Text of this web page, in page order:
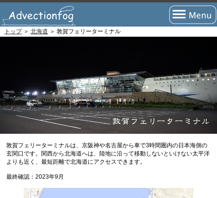
トップページ
瀬戸内海航路
北海道航路
九州・四国(太平洋)航路
沖縄・離島航路
国際航路
海外航路
トップ＞ 北海道 ＞ 敦賀フェリーターミナル
敦賀フェリーターミナルは、京阪神や名古屋から車で3時間圏内の日本海側の
玄関口です。関西から北海道へは、陸地に沿って移動しないといけない太平洋
よりも近く、最短距離で北海道にアクセスできます。
最終確認：2023年9月